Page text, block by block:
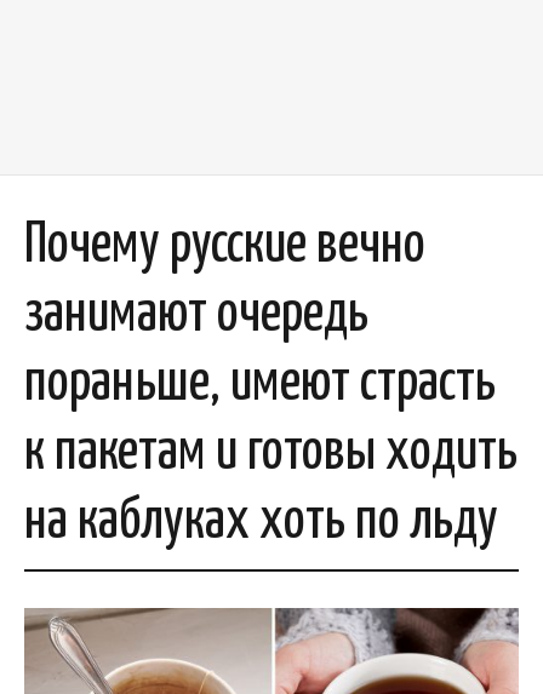
Почему русские вечно
занимают очередь
пораньше, имеют страсть
к пакетам и готовы ходить
на каблуках хоть по льду